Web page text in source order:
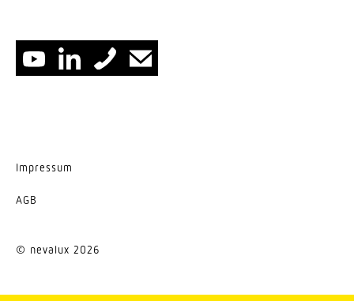
Impressum
AGB
© nevalux 2026